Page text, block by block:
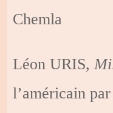
Chemla
Léon URIS,
l’américain